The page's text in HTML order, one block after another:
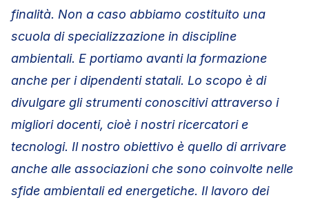
finalità. Non a caso abbiamo costituito una
scuola di specializzazione in discipline
ambientali. E portiamo avanti la formazione
anche per i dipendenti statali. Lo scopo è di
divulgare gli strumenti conoscitivi attraverso i
migliori docenti, cioè i nostri ricercatori e
tecnologi. Il nostro obiettivo è quello di arrivare
anche alle associazioni che sono coinvolte nelle
sfide ambientali ed energetiche. Il lavoro dei